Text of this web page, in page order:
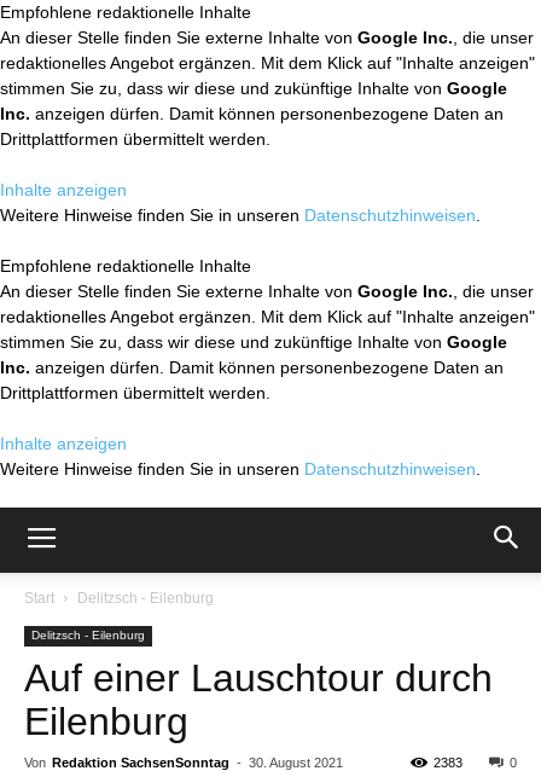
Empfohlene redaktionelle Inhalte
An dieser Stelle finden Sie externe Inhalte von Google Inc. , die unser
redaktionelles Angebot ergänzen. Mit dem Klick auf "Inhalte anzeigen"
stimmen Sie zu, dass wir diese und zukünftige Inhalte von Google
Inc. anzeigen dürfen. Damit können personenbezogene Daten an
Drittplattformen übermittelt werden.
Inhalte anzeigen
Weitere Hinweise finden Sie in unseren Datenschutzhinweisen
Empfohlene redaktionelle Inhalte
An dieser Stelle finden Sie externe Inhalte von Google Inc. , die unser
redaktionelles Angebot ergänzen. Mit dem Klick auf "Inhalte anzeigen"
stimmen Sie zu, dass wir diese und zukünftige Inhalte von Google
Inc. anzeigen dürfen. Damit können personenbezogene Daten an
Drittplattformen übermittelt werden.
Inhalte anzeigen
Weitere Hinweise finden Sie in unseren Datenschutzhinweisen
Start Delitzsch - Eilenburg
Delitzsch - Eilenburg
Auf einer Lauschtour durch
Eilenburg
Von Redaktion SachsenSonntag - 30. August 2021 0
2383